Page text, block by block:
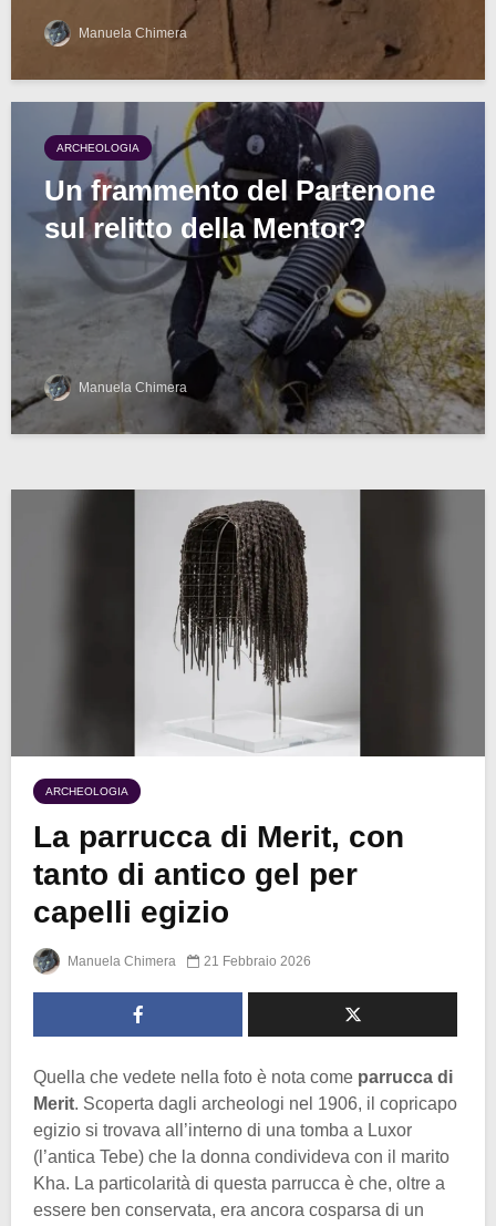
Manuela Chimera
ARCHEOLOGIA
Un frammento del Partenone
sul relitto della Mentor?
Manuela Chimera
ARCHEOLOGIA
La parrucca di Merit, con
tanto di antico gel per
capelli egizio
Manuela Chimera 21 Febbraio 2026
Quella che vedete nella foto è nota come parrucca di
Merit. Scoperta dagli archeologi nel 1906, il copricapo
egizio si trovava all’interno di una tomba a Luxor
(l’antica Tebe) che la donna condivideva con il marito
Kha. La particolarità di questa parrucca è che, oltre a
essere ben conservata, era ancora cosparsa di un